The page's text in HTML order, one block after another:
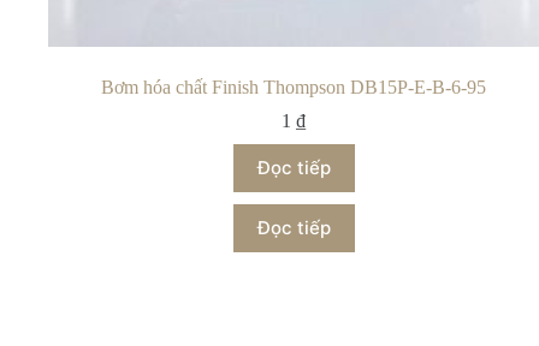
Bơm hóa chất Finish Thompson DB15P-E-B-6-95
1 ₫
Đọc tiếp
Đọc tiếp